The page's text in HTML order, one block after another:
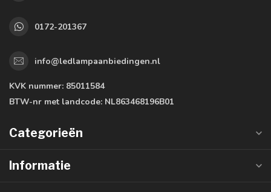
0172-201367
info@ledlampaanbiedingen.nl
KVK nummer: 85011584
BTW-nr met landcode: NL863468196B01
Categorieën
Informatie